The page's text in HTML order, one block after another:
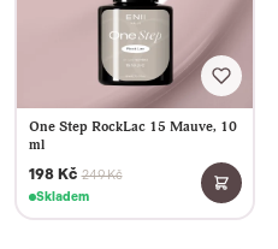
One Step RockLac 15 Mauve, 10
ml
198 Kč 249 Kč
Skladem